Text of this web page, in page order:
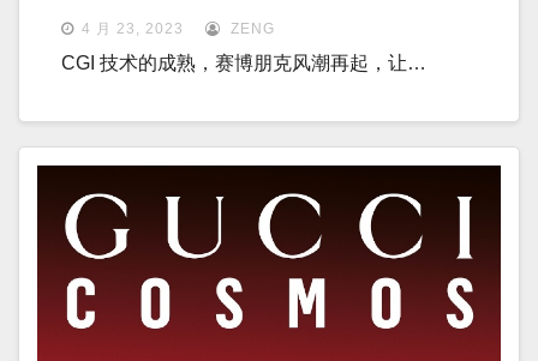
4 月 23, 2023 ZENG
CGI 技术的成熟，赛博朋克风潮再起，让…